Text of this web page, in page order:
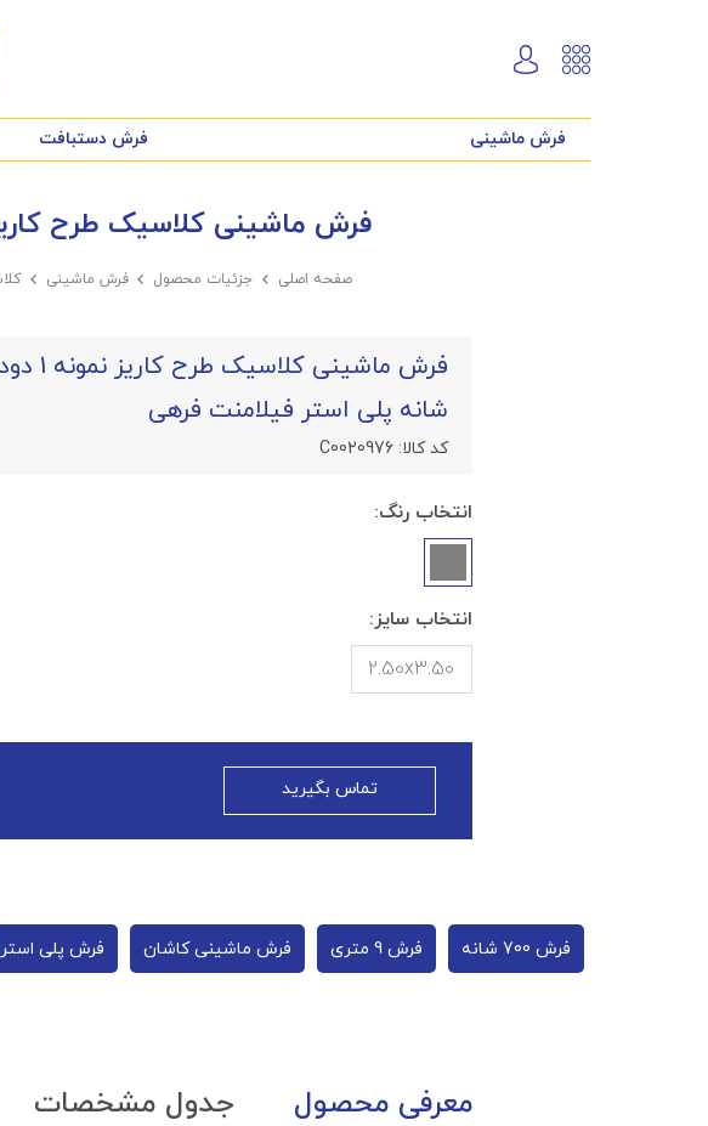
فرش ماشینی فرش دستبافت
فرش ماشینی کلاسیک طرح کاریز نمونه 1 دودی 700 شانه پلی
صفحه اصلی  جزئیات محصول  فرش ماشینی 
شانه پلی استر فیلامنت فرهی
کد کالا:C0020976
انتخاب رنگ:
انتخاب سایز:
2.50x3.50
تماس بگیرید
فرش 700 شانه فرش 9 متری فرش ماشینی کاشان فرش پلی استر
معرفی محصول جدول مشخصات